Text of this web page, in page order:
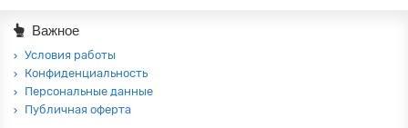
Важное
Условия работы
Конфиденциальность
Персональные данные
Публичная оферта